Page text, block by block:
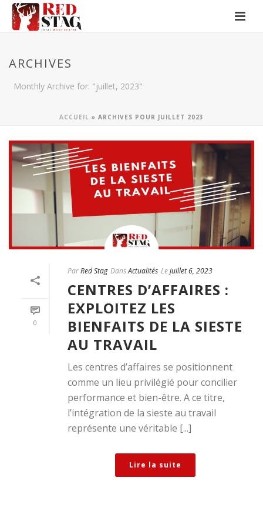
ARCHIVES
Monthly Archive for: "juillet, 2023"
ACCUEIL » ARCHIVES POUR JUILLET 2023
0
ParRed Stag DansActualités Lejuillet 6, 2023
CENTRES D’AFFAIRES :
EXPLOITEZ LES
BIENFAITS DE LA SIESTE
AU TRAVAIL
Les centres d’affaires se positionnent
comme un lieu privilégié pour concilier
performance et bien-être. A ce titre,
l’intégration de la sieste au travail
représente une véritable [...]
Lire la suite